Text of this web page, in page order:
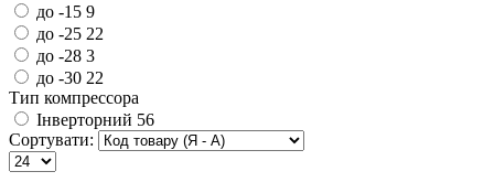
до -15 9
до -25 22
до -28 3
до -30 22
Тип компрессора
Інверторний 56
Сортувати: